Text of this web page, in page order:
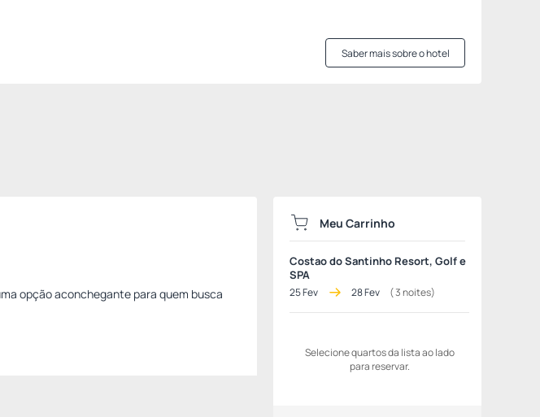
Saber mais sobre o hotel
opção aconchegante para quem busca
Meu Carrinho
Costao do Santinho Resort, Golf e
SPA
25 Fev 28 Fev (3noites)
Selecione quartos da lista ao lado
para reservar.